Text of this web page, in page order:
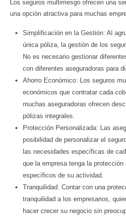
Los seguros multirriesgo ofrecen una
una opción atractiva para muchas
Simplificación en la Gestión: Al
única póliza, la gestión de los
No es necesario gestionar
con diferentes aseguradoras para
Ahorro Económico: Los seguros
económicos que contratar cada
muchas aseguradoras ofrecen
pólizas integrales.
Protección Personalizada: Las
posibilidad de personalizar el
las necesidades específicas de
que la empresa tenga la
específicos de su actividad.
Tranquilidad: Contar con una
tranquilidad a los empresarios,
hacer crecer su negocio sin